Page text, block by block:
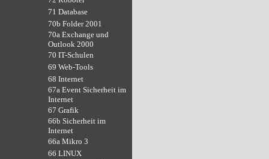
71 Database
70b Folder 2001
70a Exchange und
Outlook 2000
70 IT-Schulen
69 Web-Tools
68 Internet
67a Event Sicherheit im
Internet
67 Grafik
66b Sicherheit im
Internet
66a Mikro 3
66 LINUX